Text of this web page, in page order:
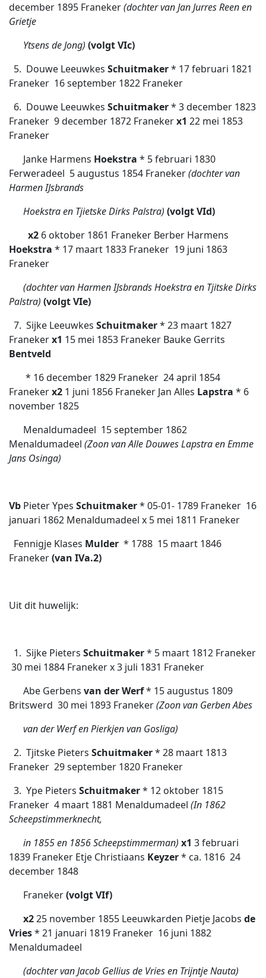
december 1895 Franeker(dochter van Jan Jurres Reen en
Grietje
Ytsens de Jong) (volgt VIc)
5. Douwe Leeuwkes Schuitmaker* 17 februari 1821
Franeker  16 september 1822 Franeker
6. Douwe Leeuwkes Schuitmaker* 3 december 1823
Franeker  9 december 1872 Franekerx1 22 mei 1853
Franeker
Janke Harmens Hoekstra * 5 februari 1830
Ferweradeel  5 augustus 1854 Franeker(dochter van
Harmen IJsbrands
Hoekstra en Tjietske Dirks Palstra) (volgt VId)
x2 6 oktober 1861 Franeker Berber Harmens
Hoekstra * 17 maart 1833 Franeker  19 juni 1863
Franeker
(dochter van Harmen IJsbrands Hoekstra en Tjitske Dirks
Palstra) (volgt VIe)
7. Sijke Leeuwkes Schuitmaker* 23 maart 1827
Franekerx1 15 mei 1853 Franeker Bauke Gerrits
Bentveld
* 16 december 1829 Franeker  24 april 1854
Franekerx2 1 juni 1856 Franeker Jan Alles Lapstra * 6
november 1825
Menaldumadeel  15 september 1862
Menaldumadeel (Zoon van Alle Douwes Lapstra en Emme
Jans Osinga)
Vb Pieter Ypes Schuitmaker* 05-01- 1789 Franeker  16
januari 1862 Menaldumadeel x 5 mei 1811 Franeker
Fennigje Klases Mulder * 1788  15 maart 1846
Franeker(van IVa.2)
Uit dit huwelijk:
1. Sijke Pieters Schuitmaker* 5 maart 1812 Franeker
 30 mei 1884 Franeker x 3 juli 1831 Franeker
Abe Gerbens van der Werf* 15 augustus 1809
Britswerd  30 mei 1893 Franeker(Zoon van Gerben Abes
van der Werf en Pierkjen van Gosliga)
2. Tjitske Pieters Schuitmaker* 28 maart 1813
Franeker  29 september 1820 Franeker
3. Ype Pieters Schuitmaker* 12 oktober 1815
Franeker  4 maart 1881 Menaldumadeel (In 1862
Scheepstimmerknecht,
in 1855 en 1856 Scheepstimmerman) x1 3 februari
1839 Franeker Etje Christiaans Keyzer* ca. 1816  24
december 1848
Franeker(volgt VIf)
x225 november 1855 Leeuwkarden Pietje Jacobs de
Vries* 21 januari 1819 Franeker  16 juni 1882
Menaldumadeel
(dochter van Jacob Gellius de Vries en Trijntje Nauta)